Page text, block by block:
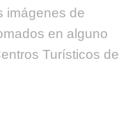
imágenes de
en alguno
Turísticos de